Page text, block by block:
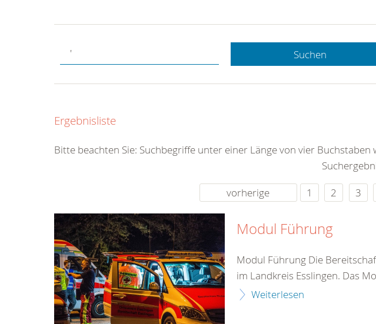
Hotline.
gerne.
Infos für Sie
kostenfrei
Suchen
Ergebnisliste
Bitte beachten Sie: Suchbegriffe unter einer Länge von vier
vorherige
1 2 3
Modul Führung
Modul Führung Die
im Landkreis Esslingen. Das
Weiterlesen